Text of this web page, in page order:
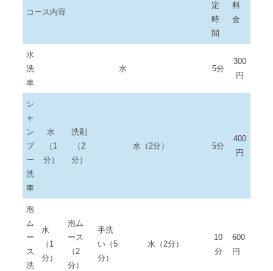
コース内容
定
時
間
料
金
水
洗
車
水 5分
300
円
シ
ャ
ン
プ
ー
洗
車
水
（1
分）
洗剤
（2
分）
水（2分） 5分
400
円
泡
ム
ー
ス
洗
水
（1
分）
泡ム
ース
（2
分）
手洗
い（5
分）
水（2分）
10
分
600
円